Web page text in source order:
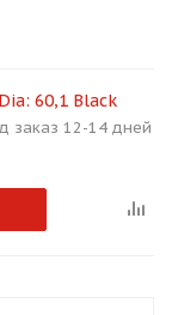
60,1 Black
заказ 12-14 дней